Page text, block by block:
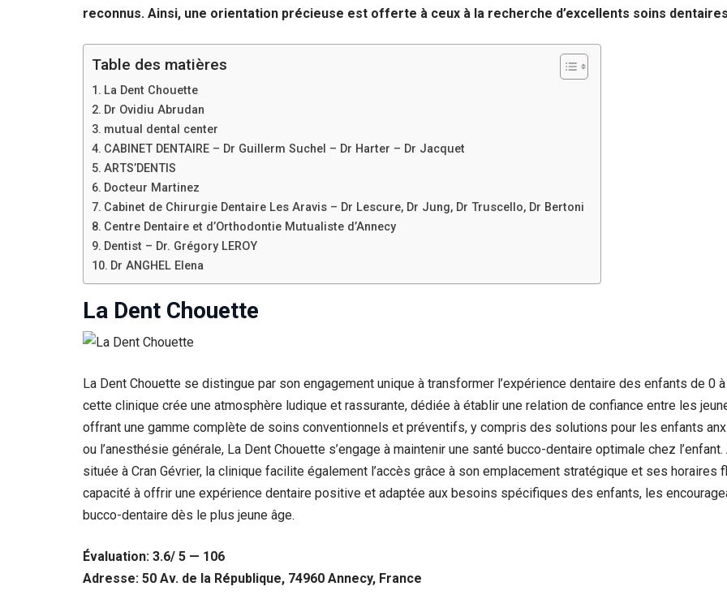
reconnus. Ainsi, une orientation précieuse est offerte à ceux à la recherche d’excellents soins dentaires
Table des matières
La Dent Chouette
Dr Ovidiu Abrudan
mutual dental center
CABINET DENTAIRE – Dr Guillerm Suchel – Dr Harter – Dr Jacquet
ARTS’DENTIS
Docteur Martinez
Cabinet de Chirurgie Dentaire Les Aravis – Dr Lescure, Dr Jung, Dr Truscello, Dr Bertoni
Centre Dentaire et d’Orthodontie Mutualiste d’Annecy
Dentist – Dr. Grégory LEROY
Dr ANGHEL Elena
La Dent Chouette
La Dent Chouette se distingue par son engagement unique à transformer l’expérience dentaire des enfants de 0
cette clinique crée une atmosphère ludique et rassurante, dédiée à établir une relation de confiance entre les
offrant une gamme complète de soins conventionnels et préventifs, y compris des solutions pour les enfants
ou l’anesthésie générale, La Dent Chouette s’engage à maintenir une santé bucco-dentaire optimale chez
située à Cran Gévrier, la clinique facilite également l’accès grâce à son emplacement stratégique et ses
capacité à offrir une expérience dentaire positive et adaptée aux besoins spécifiques des enfants, les
bucco-dentaire dès le plus jeune âge.
Évaluation: 3.6/ 5 — 106
Adresse: 50 Av. de la République, 74960 Annecy, France